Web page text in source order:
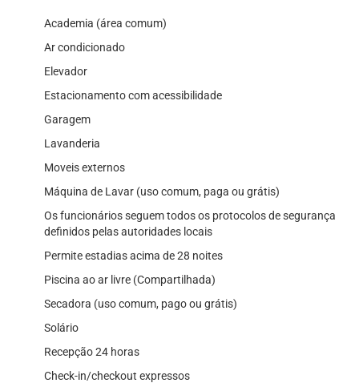
Academia (área comum)
Ar condicionado
Elevador
Estacionamento com acessibilidade
Garagem
Lavanderia
Moveis externos
Máquina de Lavar (uso comum, paga ou grátis)
Os funcionários seguem todos os protocolos de segurança
definidos pelas autoridades locais
Permite estadias acima de 28 noites
Piscina ao ar livre (Compartilhada)
Secadora (uso comum, pago ou grátis)
Solário
Recepção 24 horas
Check-in/checkout expressos